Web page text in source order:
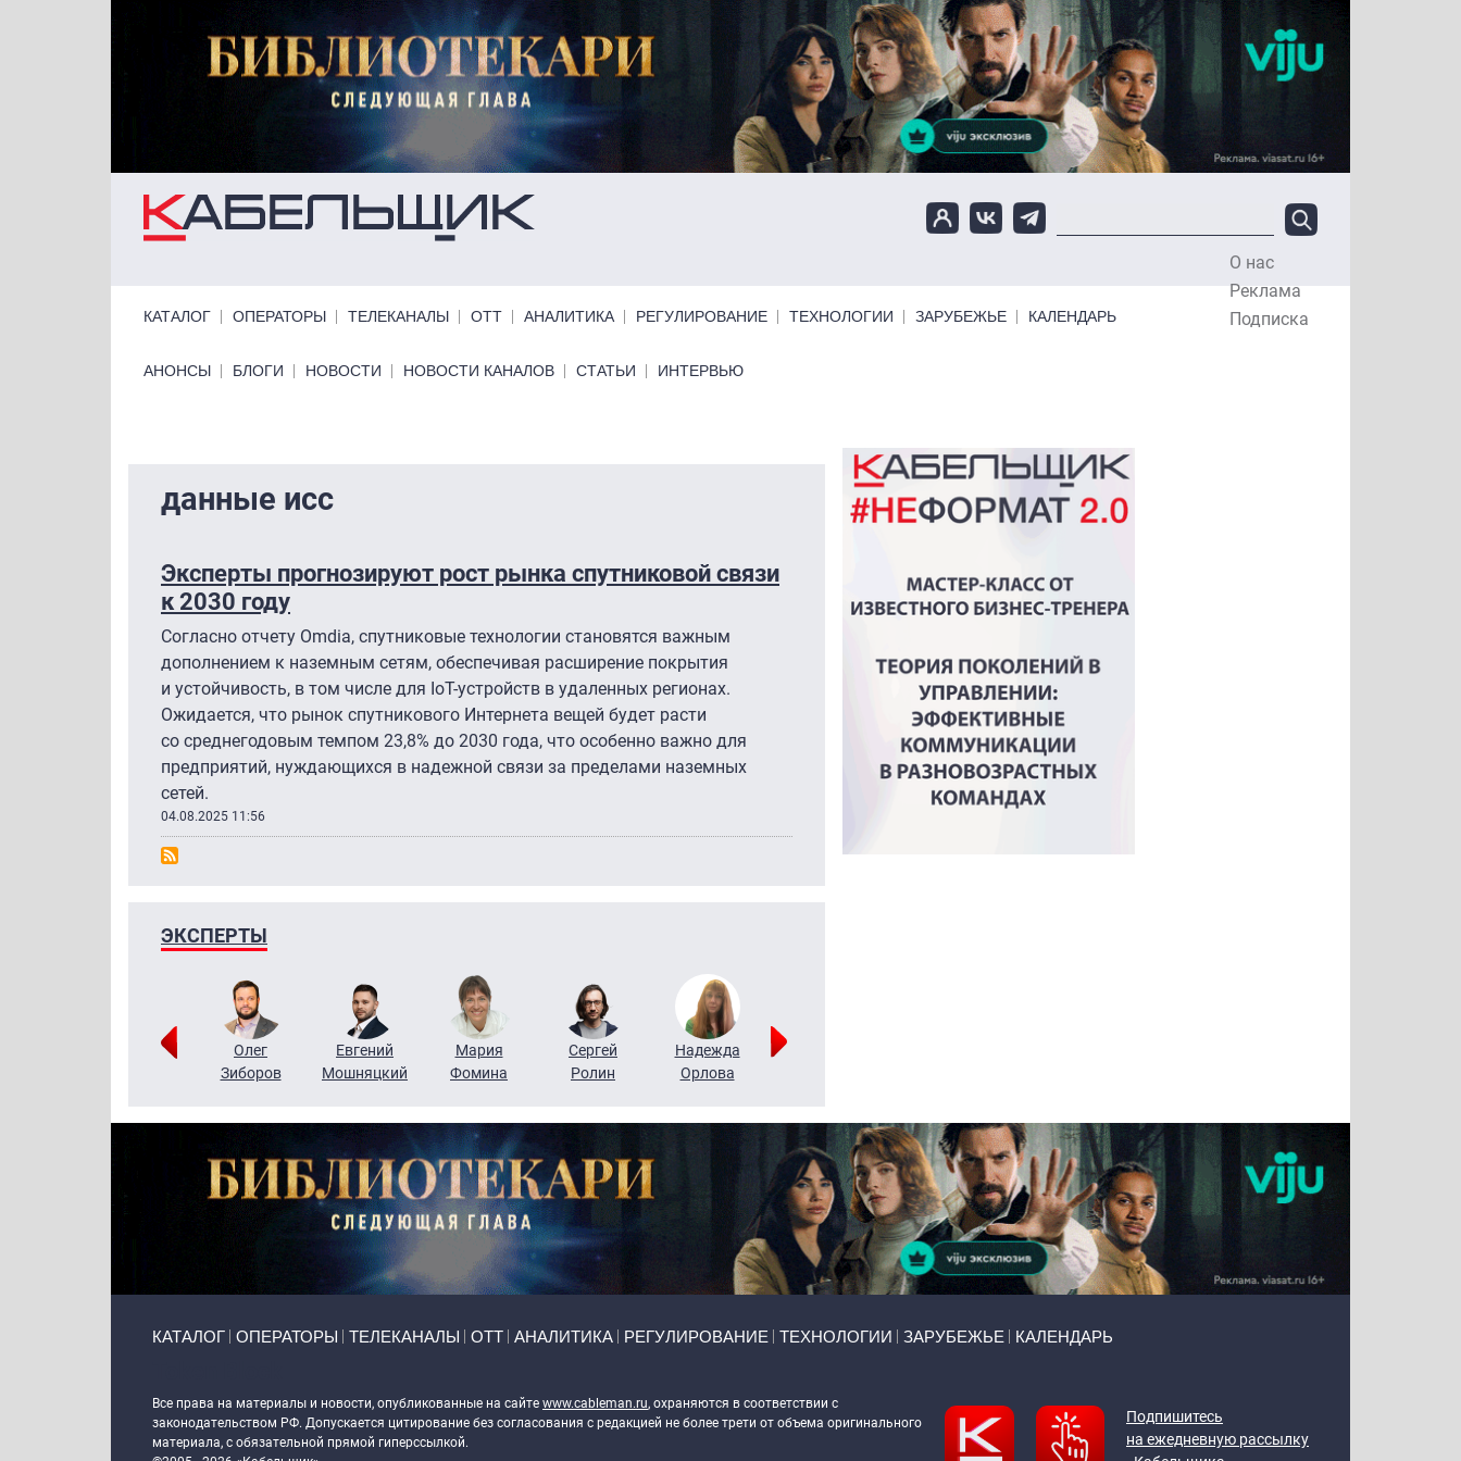
Перейти к основному содержанию
О нас
Реклама
Подписка
КАТАЛОГ ОПЕРАТОРЫ ТЕЛЕКАНАЛЫ ОТТ АНАЛИТИКА РЕГУЛИРОВАНИЕ ТЕХНОЛОГИИ ЗАРУБЕЖЬЕ КАЛЕНДАРЬ
Primary links bottom
АНОНСЫ БЛОГИ НОВОСТИ НОВОСТИ КАНАЛОВ СТАТЬИ ИНТЕРВЬЮ
данные исс
Эксперты прогнозируют рост рынка спутниковой связи
к 2030 году
Согласно отчету Omdia, спутниковые технологии становятся важным
дополнением к наземным сетям, обеспечивая расширение покрытия
и устойчивость, в том числе для IoT-устройств в удаленных регионах.
Ожидается, что рынок спутникового Интернета вещей будет расти
со среднегодовым темпом 23,8% до 2030 года, что особенно важно для
предприятий, нуждающихся в надежной связи за пределами наземных
сетей.
04.08.2025 11:56
ЭКСПЕРТЫ
Григорий
Олег
Зиборов
Евгений
Мошняцкий
Мария
Фомина
Сергей
Ролин
Надежда
Орлова
КАТАЛОГ ОПЕРАТОРЫ ТЕЛЕКАНАЛЫ ОТТ АНАЛИТИКА РЕГУЛИРОВАНИЕ ТЕХНОЛОГИИ ЗАРУБЕЖЬЕ КАЛЕНДАРЬ
Все права на материалы и новости, опубликованные на сайте www.cableman.ru, охраняются в соответствии с
законодательством РФ. Допускается цитирование без согласования с редакцией не более трети от объема оригинального
материала, с обязательной прямой гиперссылкой.
Подпишитесь
на ежедневную рассылку